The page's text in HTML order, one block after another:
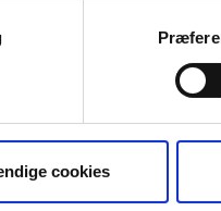
cookies
at have indflydelse på
skal
grå.
nærmere for at
farven sort.